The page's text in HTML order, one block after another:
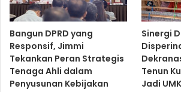
Bangun DPRD yang
Responsif, Jimmi
Tekankan Peran Strategis
Tenaga Ahli dalam
Penyusunan Kebijakan
Sinergi
Tenun
Jadi